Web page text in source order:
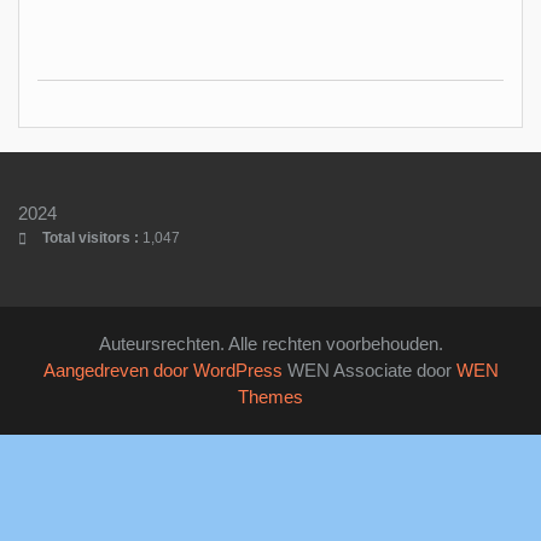
2024
Total visitors : 1,047
Auteursrechten. Alle rechten voorbehouden.
Aangedreven door WordPress WEN Associate door WEN
Themes